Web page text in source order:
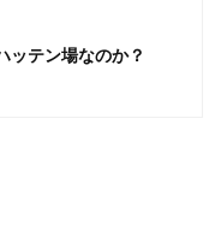
ッテン場なのか？